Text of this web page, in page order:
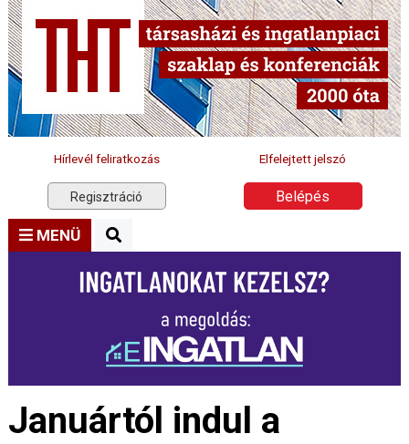
Hírlevél feliratkozás Elfelejtett jelszó
Regisztráció Belépés
MENÜ
Januártól indul a